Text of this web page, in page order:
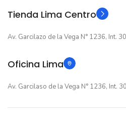
Tienda Lima Centro
Av. Garcilazo de la Vega N° 1236, Int.
Oficina Lima
Av. Garcilaso de la Vega N° 1236, Int.